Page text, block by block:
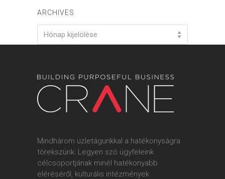
ARCHIVES
Hónap kijelölése
Mindhárom üzletágunkkal a hatékonyságra
törekszünk: Legyen szó ügyfeleink
célcsoportjának minél hatékonyabb
eléréséről, kulturális intézmények